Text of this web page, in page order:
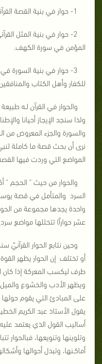
1- حوار في بنية القصة القرآنية.
2- حوار في بنية المثل
المؤمن في سورة الكهف.
3- حوار في بنية السورة
للكفار وأهل الكتاب
والحوار في القرآن لـه
ولذا سنجد الإيجاز أحيانا
والسورة والجزء المعروض من
نرى أن بحث قصة ما كاملة
المواضع التي وردت فيها
والحوار من حيث " الحجم "
السرد والمتأمل في قصة
واحدة يجدها مجموعة من
عشر حواراً) تتخللها مواضع
وحين نتابع الحوار القرآنيّ
أو تختلف إن الحوار يظهر
طرف ليكسب المعركة إذا كان
ويظهر الأدب والخشوع
على المبادئ التي يقوم حولها
يقول الأستاذ عبد الكريم
أساليب القول الذي يعتمد
وتلوينها وتنويعها، فبالحوار
أماكـنها، وتبدل أحوالها